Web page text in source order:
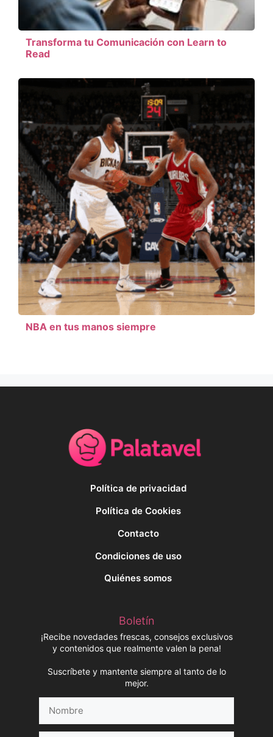
Transforma tu Comunicación con Learn to
Read
NBA en tus manos siempre
Política de privacidad
Política de Cookies
Contacto
Condiciones de uso
Quiénes somos
Boletín
¡Recibe novedades frescas, consejos exclusivos
y contenidos que realmente valen la pena!
Suscríbete y mantente siempre al tanto de lo
mejor.